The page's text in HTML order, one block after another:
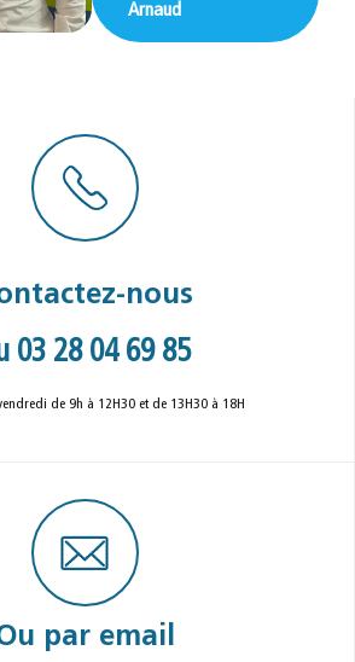
Arnaud
nous
03 28 04 69 85
de 9h à 12H30 et de 13H30 à 18H
par email